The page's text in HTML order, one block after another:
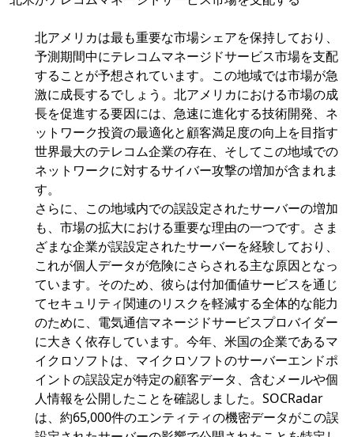
北アメリカは最も重要な市場シェアを保持しており、
予測期間中にテレコムマネージドサービス市場を支配
することが予想されています。この地域では市場が急
激に成長するでしょう。北アメリカにおける市場の成
長を促進する要因には、急速に進化する技術開発、ネ
ットワーク投資の最適化と顧客満足度の向上を目指す
世界最大のテレコム企業の存在、そしてこの地域での
ネットワークに対するサイバー攻撃の増加が含まれま
す。
さらに、この地域内での誤設定されたサーバーの増加
も、市場の拡大における重要な理由の一つです。さま
ざまな企業が誤設定されたサーバーを経験しており、
これが個人データが危険にさらされる主な原因となっ
ています。そのため、彼らは付加価値サービスを通じ
てセキュリティ関連のリスクを軽減する全体的な能力
のために、電気通信マネージドサービスプロバイダー
に大きく依存しています。今年、米国の企業であるマ
イクロソフトは、マイクロソフトのサーバーエンドポ
イントの誤設定が特定の顧客データ、含むメールや個
人情報を公開したことを確認しました。SOCRadar
は、約65,000件のエンティティの機密データがこの誤